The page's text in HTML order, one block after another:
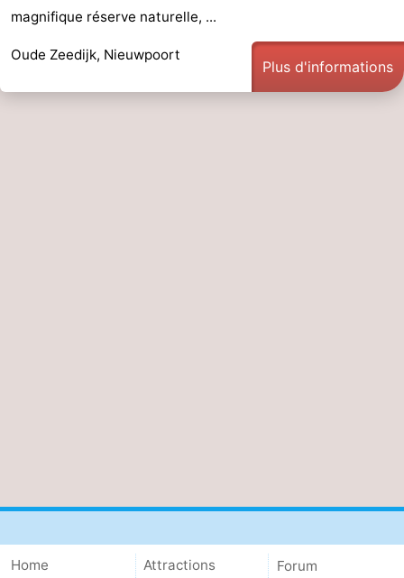
magnifique réserve naturelle, ...
Oude Zeedijk, Nieuwpoort
Plus d'informations
Home
Attractions
Forum